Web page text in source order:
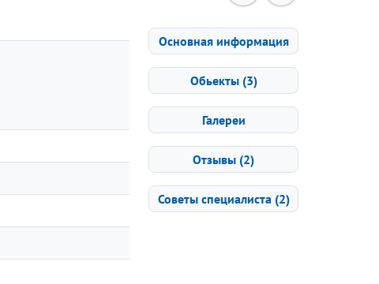
Основная информация
Обьекты (3)
Галереи
Отзывы (2)
Советы специалиста (2)